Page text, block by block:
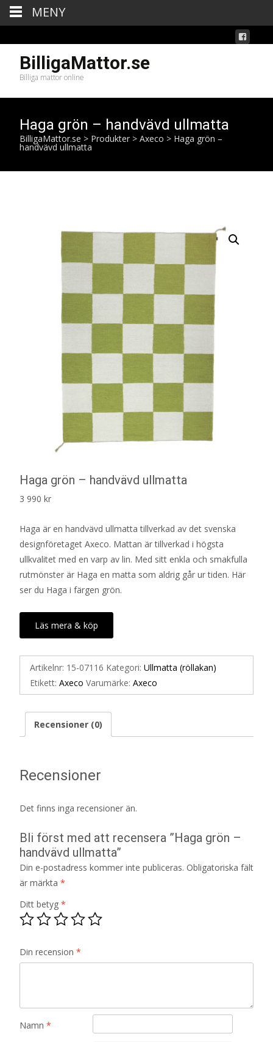
BilligaMattor.se
Billiga mattor online
Haga grön – handvävd ullmatta
BilligaMattor.se > Produkter > Axeco > Haga grön –
handvävd ullmatta
Haga grön – handvävd ullmatta
3 990 kr
Haga är en handvävd ullmatta tillverkad av det svenska
designföretaget Axeco. Mattan är tillverkad i högsta
ullkvalitet med en varp av lin. Med sitt enkla och smakfulla
rutmönster är Haga en matta som aldrig går ur tiden. Här
ser du Haga i färgen grön.
Läs mera & köp
Artikelnr: 15-07116 Kategori: Ullmatta (röllakan)
Etikett: Axeco Varumärke: Axeco
Recensioner (0)
Recensioner
Det finns inga recensioner än.
Bli först med att recensera ”Haga grön –
handvävd ullmatta”
Din e-postadress kommer inte publiceras. Obligatoriska fält
är märkta *
Ditt betyg *
Din recension *
Namn *
MENY